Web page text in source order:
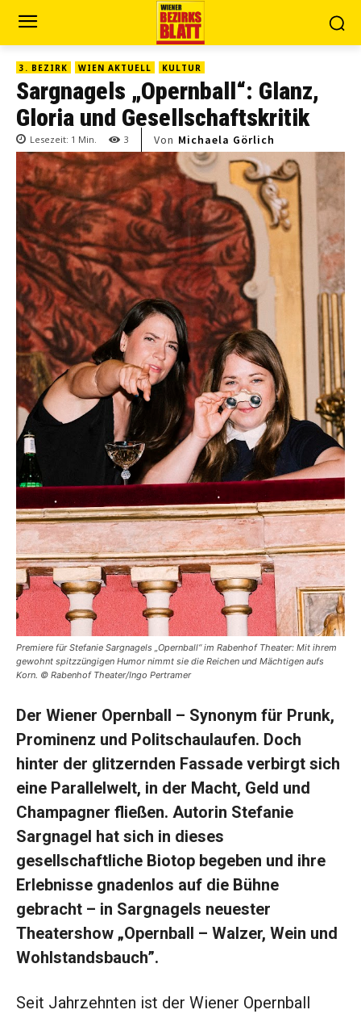
3. BEZIRK WIEN AKTUELL KULTUR
Sargnagels „Opernball“: Glanz,
Gloria und Gesellschaftskritik
Lesezeit: 1 Min. 3 Von Michaela Görlich
Premiere für Stefanie Sargnagels „Opernball“ im Rabenhof Theater: Mit ihrem
gewohnt spitzzüngigen Humor nimmt sie die Reichen und Mächtigen aufs
Korn. © Rabenhof Theater/Ingo Pertramer
Der Wiener Opernball – Synonym für Prunk,
Prominenz und Politschaulaufen. Doch
hinter der glitzernden Fassade verbirgt sich
eine Parallelwelt, in der Macht, Geld und
Champagner fließen. Autorin Stefanie
Sargnagel hat sich in dieses
gesellschaftliche Biotop begeben und ihre
Erlebnisse gnadenlos auf die Bühne
gebracht – in Sargnagels neuester
Theatershow „Opernball – Walzer, Wein und
Wohlstandsbauch”.
Seit Jahrzehnten ist der Wiener Opernball